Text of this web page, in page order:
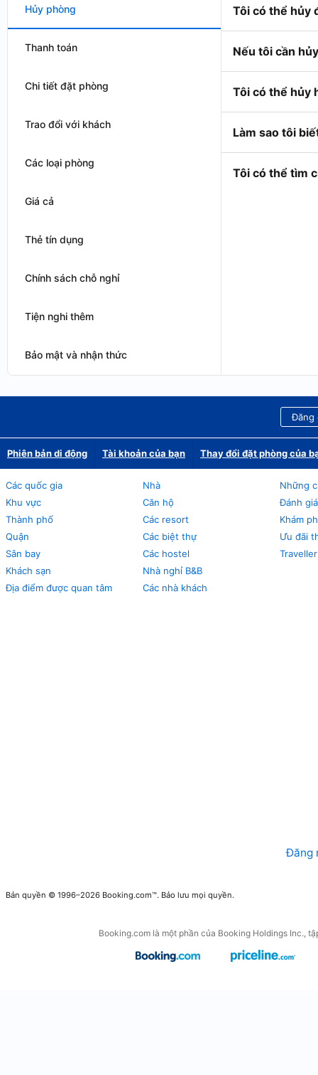
Hủy phòng
Thanh toán
Chi tiết đặt phòng
Trao đổi với khách
Các loại phòng
Giá cả
Thẻ tín dụng
Chính sách chỗ nghỉ
Tiện nghi thêm
Bảo mật và nhận thức
Tôi có thể hủy
Nếu tôi cần
Tôi có thể hủy
Làm sao tôi
Tôi có thể tìm
Đăng
Phiên bản di động Tài khoản của bạn Thay đổi đặt phòng của
Các quốc gia
Khu vực
Thành phố
Quận
Sân bay
Khách sạn
Địa điểm được quan tâm
Nhà
Căn hộ
Các resort
Các biệt thự
Các hostel
Nhà nghỉ B&B
Các nhà khách
Những
Đánh
Khám
Ưu đãi
Đăng
Bản quyền © 1996–2026 Booking.com™. Bảo lưu mọi quyền.
Booking.com là một phần của Booking Holdings Inc.,